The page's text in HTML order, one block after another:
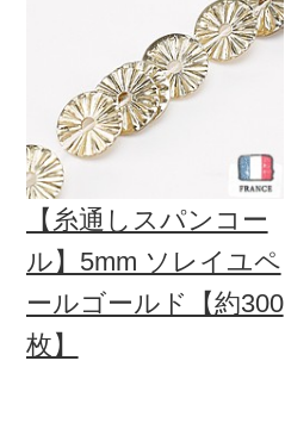
【糸通しスパンコー
ル】5mm ソレイユペ
ールゴールド【約300
枚】